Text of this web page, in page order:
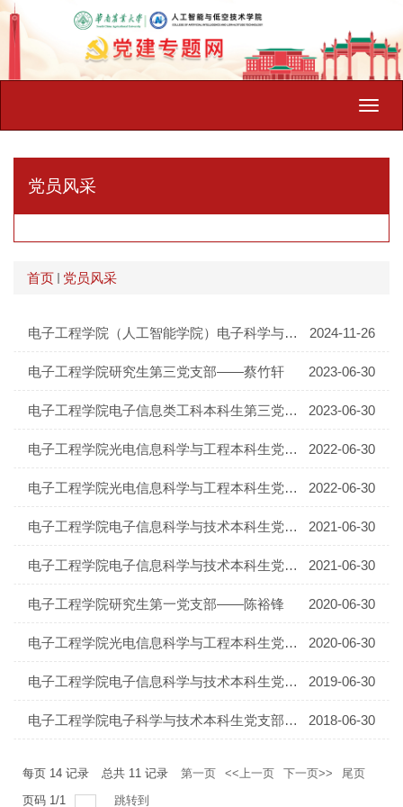
党员风采
首页 党员风采
2024-11-26
电子工程学院（人工智能学院）电子科学与技术本科生党支部——潘春...
2023-06-30
电子工程学院研究生第三党支部——蔡竹轩
2023-06-30
电子工程学院电子信息类工科本科生第三党支部——邱彦椋
2022-06-30
电子工程学院光电信息科学与工程本科生党支部——任建彬
2022-06-30
电子工程学院光电信息科学与工程本科生党支部——潘民杰
2021-06-30
电子工程学院电子信息科学与技术本科生党支部——陈婉钧
2021-06-30
电子工程学院电子信息科学与技术本科生党支部——刘兆肃
2020-06-30
电子工程学院研究生第一党支部——陈裕锋
2020-06-30
电子工程学院光电信息科学与工程本科生党支部——叶俏珏
2019-06-30
电子工程学院电子信息科学与技术本科生党支部——胡国胜
2018-06-30
电子工程学院电子科学与技术本科生党支部——何培凯
每页 14 记录 总共 11 记录 第一页 <<上一页 下一页>>
尾页
页码 1/1 跳转到